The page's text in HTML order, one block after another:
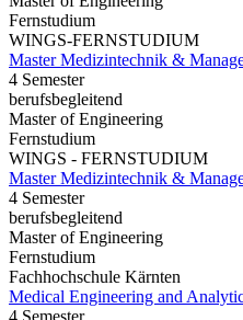
Fernstudium
WINGS-FERNSTUDIUM
Master Medizintechnik &
4 Semester
berufsbegleitend
Master of Engineering
Fernstudium
WINGS - FERNSTUDIUM
Master Medizintechnik &
4 Semester
berufsbegleitend
Master of Engineering
Fernstudium
Fachhochschule Kärnten
Medical Engineering and
4 Semester